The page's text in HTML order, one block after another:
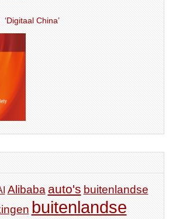
China’
Alibaba auto's buitenlandse
buitenlandse